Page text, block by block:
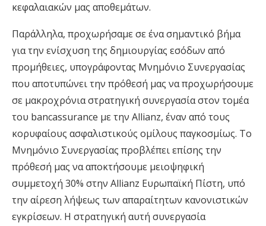
κεφαλαιακών μας αποθεμάτων.
Παράλληλα, προχωρήσαμε σε ένα σημαντικό βήμα
για την ενίσχυση της δημιουργίας εσόδων από
προμήθειες, υπογράφοντας Μνημόνιο Συνεργασίας
που αποτυπώνει την πρόθεσή μας να προχωρήσουμε
σε μακροχρόνια στρατηγική συνεργασία στον τομέα
του bancassurance με την Allianz, έναν από τους
κορυφαίους ασφαλιστικούς ομίλους παγκοσμίως. Το
Μνημόνιο Συνεργασίας προβλέπει επίσης την
πρόθεσή μας να αποκτήσουμε μειοψηφική
συμμετοχή 30% στην Allianz Ευρωπαϊκή Πίστη, υπό
την αίρεση λήψεως των απαραίτητων κανονιστικών
εγκρίσεων. Η στρατηγική αυτή συνεργασία